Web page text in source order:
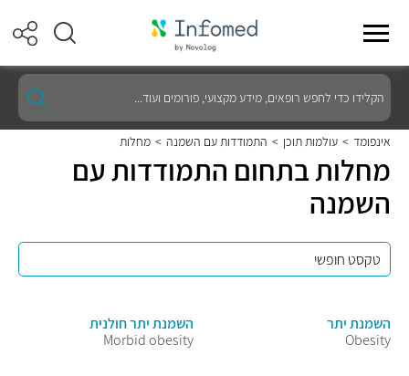
הקלידו
כדי
לחפש
רופאים,
מידע
מקצועי,
פורומים
ועוד...
אינפומד > עולמות תוכן > התמודדות עם השמנה > מחלות
מחלות בתחום התמודדות עם
השמנה
השמנת יתר
Obesity
השמנת יתר חולנית
Morbid obesity